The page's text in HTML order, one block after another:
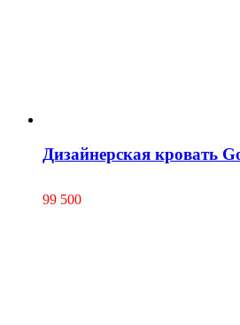
Дизайнерская кровать
99 500